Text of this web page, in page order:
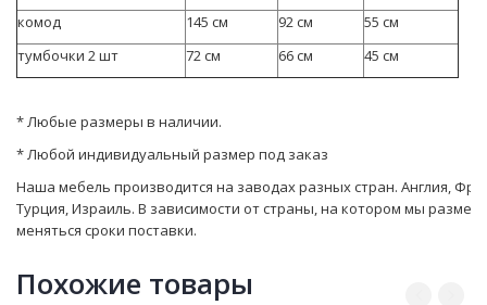
комод
145 см 92 см
55 см
тумбочки 2 шт
72 см 66 см 45 см
* Любые размеры в наличии.
* Любой индивидуальный размер под заказ
Наша мебель производится на заводах разных стран. Англия,
Турция, Израиль. В зависимости от страны, на котором мы
мeняться сроки поставки.
Похожие товары